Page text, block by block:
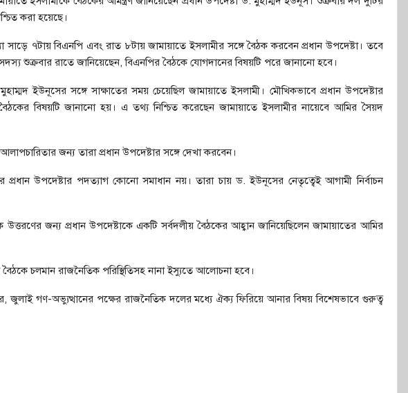
করা হয়েছে।
সাড়ে ৭টায় বিএনপি এবং রাত ৮টায় জামায়াতে ইসলামীর সঙ্গে বৈঠক করবেন প্রধান উপদেষ্টা। তবে
শুক্রবার রাতে জানিয়েছেন, বিএনপির বৈঠকে যোগদানের বিষয়টি পরে জানানো হবে।
ইউনূসের সঙ্গে সাক্ষাতের সময় চেয়েছিল জামায়াতে ইসলামী। মৌখিকভাবে প্রধান উপদেষ্টার
বিষয়টি জানানো হয়। এ তথ্য নিশ্চিত করেছেন জামায়াতে ইসলামীর নায়েবে আমির সৈয়দ
জন্য তারা প্রধান উপদেষ্টার সঙ্গে দেখা করবেন।
প্রধান উপদেষ্টার পদত্যাগ কোনো সমাধান নয়। তারা চায় ড. ইউনূসের নেতৃত্বেই আগামী নির্বাচন
জন্য প্রধান উপদেষ্টাকে একটি সর্বদলীয় বৈঠকের আহ্বান জানিয়েছিলেন জামায়াতের আমির
বৈঠকে চলমান রাজনৈতিক পরিস্থিতিসহ নানা ইস্যুতে আলোচনা হবে।
জুলাই গণ-অভ্যুত্থানের পক্ষের রাজনৈতিক দলের মধ্যে ঐক্য ফিরিয়ে আনার বিষয় বিশেষভাবে গুরুত্ব